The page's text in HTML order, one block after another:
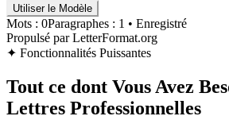
Utiliser le Modèle
Mots : 0Paragraphes : 1 • Enregistré
Propulsé par LetterFormat.org
✦ Fonctionnalités Puissantes
Tout ce dont Vous Avez
Lettres Professionnelles